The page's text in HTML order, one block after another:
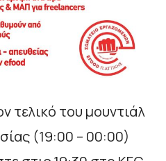
τελικό του μουντιάλ
(19:00 – 00:00)